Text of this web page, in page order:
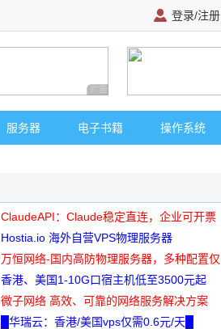
登录/注册
广告 商业广告，理性选择
服务器 电子书籍 操作系统
ClaudeAPI：Claude稳定直连，企业可开票
Hostia.io 海外自营VPS物理服务器
万恒网络-国内高防物理服务器，多种配置仅
99元/月起
香港、美国1-10G口宿主机低至3500元起
微子网络 高效、可靠的网络服务解决方案
█华瑞云：香港/美国vps仅需0.6元/天█